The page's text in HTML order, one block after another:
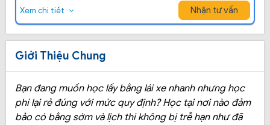
Xem chi tiết Nhận tư vấn
Giới Thiệu Chung
Bạn đang muốn học lấy bằng lái xe nhanh nhưng học
phí lại rẻ đúng với mức quy định? Học tại nơi nào đảm
bảo có bằng sớm và lịch thi không bị trễ hạn như đã